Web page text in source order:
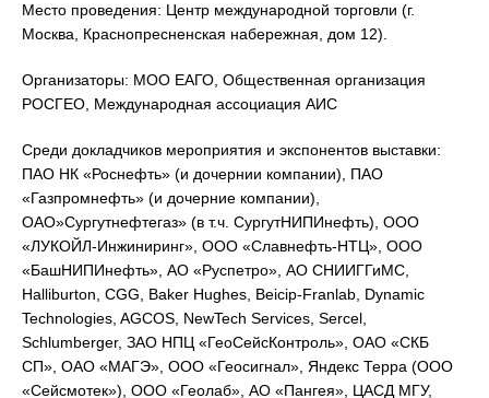
Место проведения: Центр международной торговли (г.
Москва, Краснопресненская набережная, дом 12).
Организаторы: МОО ЕАГО, Общественная организация
РОСГЕО, Международная ассоциация АИС
Среди докладчиков мероприятия и экспонентов выставки:
ПАО НК «Роснефть» (и дочернии компании), ПАО
«Газпромнефть» (и дочерние компании),
ОАО»Сургутнефтегаз» (в т.ч. СургутНИПИнефть), ООО
«ЛУКОЙЛ-Инжиниринг», ООО «Славнефть-НТЦ», ООО
«БашНИПИнефть», АО «Руспетро», АО СНИИГГиМС,
Halliburton, CGG, Baker Hughes, Beicip-Franlab, Dynamic
Technologies, AGCOS, NewTech Services, Sercel,
Schlumberger, ЗАО НПЦ «ГеоСейсКонтроль», ОАО «СКБ
СП», ОАО «МАГЭ», ООО «Геосигнал», Яндекс Терра (ООО
«Сейсмотек»), ООО «Геолаб», АО «Пангея», ЦАСД МГУ,